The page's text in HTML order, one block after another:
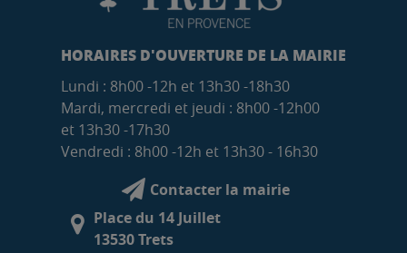
HORAIRES D'OUVERTURE DE LA MAIRIE
Lundi : 8h00 -12h et 13h30 -18h30
Mardi, mercredi et jeudi : 8h00 -12h00
et 13h30 -17h30
Vendredi : 8h00 -12h et 13h30 - 16h30
Contacter la mairie
Place du 14 Juillet
13530 Trets